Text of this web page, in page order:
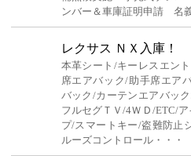
ンバー＆車庫証明申請 名
レクサス ＮＸ入庫！
本革シート/キーレスエン
席エアバック/助手席エア
バック/カーテンエアバッ
フルセグＴＶ/4ＷＤ/ETC/
プ/スマートキー/盗難防止
ルーズコントロール・・・